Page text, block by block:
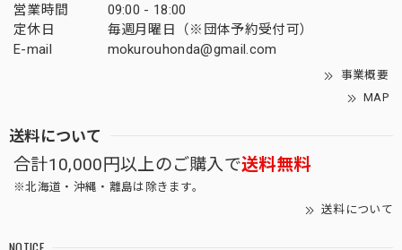
営業時間
09:00 - 18:00
定休日
毎週月曜日（※団体予約受付可）
E-mail
mokurouhonda@gmail.com
事業概要
MAP
送料について
合計10,000円以上のご購入で送料無料
※北海道・沖縄・離島は除きます。
送料について